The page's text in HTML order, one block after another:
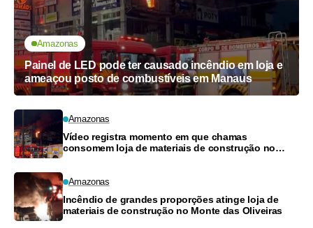
Amazonas
Painel de LED pode ter causado incêndio em loja e
ameaçou posto de combustíveis em Manaus
Amazonas
Vídeo registra momento em que chamas
consomem loja de materiais de construção no
Amazonas
Incêndio de grandes proporções atinge loja de
materiais de construção no Monte das Oliveiras